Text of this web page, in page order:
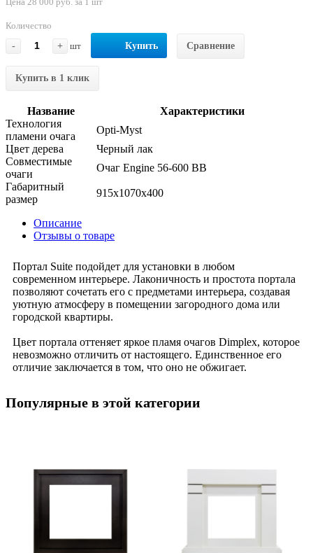
Количество
-
+ шт Купить Сравнение
Купить в 1 клик
Название
Характеристики
Технология
пламени очага
Opti-Myst
Цвет дерева
Черный лак
Совместимые
очаги
Очаг Engine 56-600 BB
Габаритный
размер
915x1070x400
Описание
Отзывы о товаре
Портал Suite подойдет для установки в любом
современном интерьере. Лаконичность и простота портала
позволяют сочетать его с предметами интерьера, создавая
уютную атмосферу в помещении загородного дома или
городской квартиры.
Цвет портала оттеняет яркое пламя очагов Dimplex, которое
невозможно отличить от настоящего. Единственное его
отличие заключается в том, что оно не обжигает.
Популярные в этой категории